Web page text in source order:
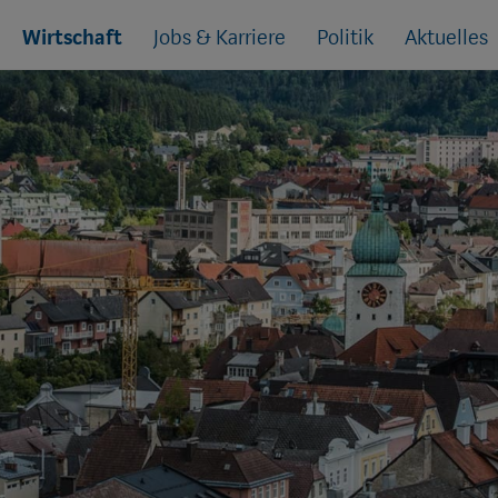
Wirtschaft Jobs & Karriere Politik Aktuelles